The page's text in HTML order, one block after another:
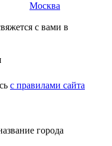
Москва
с вами в
c правилами сайта
города